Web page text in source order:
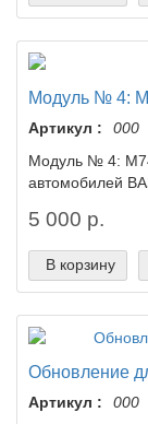
Модуль № 4:
Артикул :
000
Модуль № 4:
автомобилей
5 000 р.
В корзину
Обновление
Артикул :
000